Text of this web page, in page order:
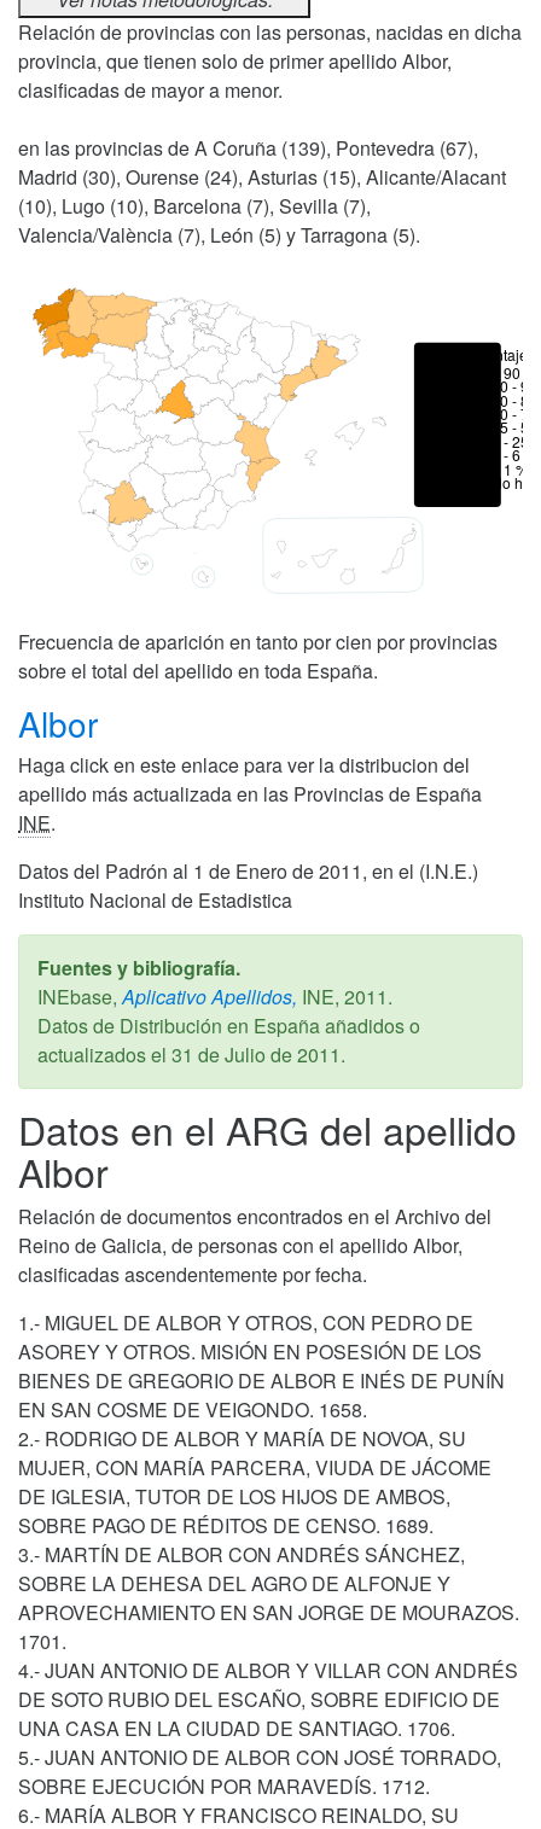
Relación de provincias con las personas, nacidas en dicha
provincia, que tienen solo de primer apellido Albor,
clasificadas de mayor a menor.
en las provincias de A Coruña (139), Pontevedra (67),
Madrid (30), Ourense (24), Asturias (15), Alicante/Alacant
(10), Lugo (10), Barcelona (7), Sevilla (7),
Valencia/València (7), León (5) y Tarragona (5).
Porcentajes
> 90 %
80 -
70 -
50 -
25 -
6 - 25
1 - 6 %
< 1 %
No hay
Frecuencia de aparición en tanto por cien por provincias
sobre el total del apellido en toda España.
Albor
Haga click en este enlace para ver la distribucion del
apellido más actualizada en las Provincias de España
INE.
Datos del Padrón al 1 de Enero de 2011, en el (I.N.E.)
Instituto Nacional de Estadistica
Fuentes y bibliografía.
INEbase, Aplicativo Apellidos, INE, 2011.
Datos de Distribución en España añadidos o
actualizados el 31 de Julio de 2011.
Datos en el ARG del apellido
Albor
Relación de documentos encontrados en el Archivo del
Reino de Galicia, de personas con el apellido Albor,
clasificadas ascendentemente por fecha.
1.- MIGUEL DE ALBOR Y OTROS, CON PEDRO DE
ASOREY Y OTROS. MISIÓN EN POSESIÓN DE LOS
BIENES DE GREGORIO DE ALBOR E INÉS DE PUNÍN
EN SAN COSME DE VEIGONDO. 1658.
2.- RODRIGO DE ALBOR Y MARÍA DE NOVOA, SU
MUJER, CON MARÍA PARCERA, VIUDA DE JÁCOME
DE IGLESIA, TUTOR DE LOS HIJOS DE AMBOS,
SOBRE PAGO DE RÉDITOS DE CENSO. 1689.
3.- MARTÍN DE ALBOR CON ANDRÉS SÁNCHEZ,
SOBRE LA DEHESA DEL AGRO DE ALFONJE Y
APROVECHAMIENTO EN SAN JORGE DE MOURAZOS.
1701.
4.- JUAN ANTONIO DE ALBOR Y VILLAR CON ANDRÉS
DE SOTO RUBIO DEL ESCAÑO, SOBRE EDIFICIO DE
UNA CASA EN LA CIUDAD DE SANTIAGO. 1706.
5.- JUAN ANTONIO DE ALBOR CON JOSÉ TORRADO,
SOBRE EJECUCIÓN POR MARAVEDÍS. 1712.
6.- MARÍA ALBOR Y FRANCISCO REINALDO, SU